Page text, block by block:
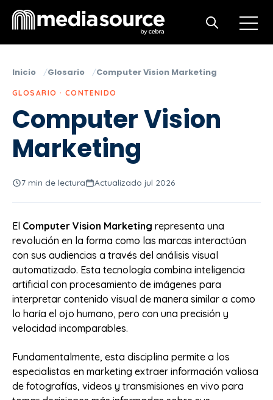
Open
Open search
Inicio Glosario Computer Vision Marketing
GLOSARIO · CONTENIDO
Computer Vision
Marketing
7 min de lectura Actualizado jul 2026
El Computer Vision Marketing representa una
revolución en la forma como las marcas interactúan
con sus audiencias a través del análisis visual
automatizado. Esta tecnología combina inteligencia
artificial con procesamiento de imágenes para
interpretar contenido visual de manera similar a como
lo haría el ojo humano, pero con una precisión y
velocidad incomparables.
Fundamentalmente, esta disciplina permite a los
especialistas en marketing extraer información valiosa
de fotografías, videos y transmisiones en vivo para